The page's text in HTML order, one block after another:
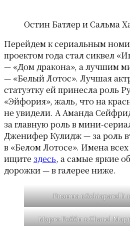
Остин Батлер и Сальма
Перейдем к сериальным
проектом года стал сиквел
— «Дом дракона», а лучшим
— «Белый Лотос». Лучшая
статуэтку ей принесла роль
«Эйфория», жаль, что на
не увидели. А Аманда
за главную роль в мини-
Дженифер Кулидж — за роль
в «Белом Лотосе». Имена
ищите здесь, а самые яркие
дорожки — в галерее ниже.
Рианна в Schiaparelli
Марго Робби в Chanel